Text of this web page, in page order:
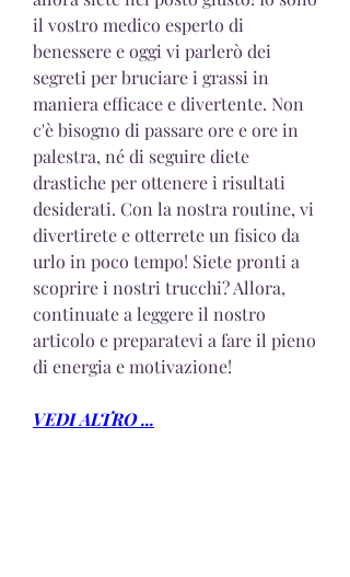
il vostro medico esperto di
benessere e oggi vi parlerò dei
segreti per bruciare i grassi in
maniera efficace e divertente. Non
c'è bisogno di passare ore e ore in
palestra, né di seguire diete
drastiche per ottenere i risultati
desiderati. Con la nostra routine, vi
divertirete e otterrete un fisico da
urlo in poco tempo! Siete pronti a
scoprire i nostri trucchi? Allora,
continuate a leggere il nostro
articolo e preparatevi a fare il pieno
di energia e motivazione!
VEDI ALTRO ...